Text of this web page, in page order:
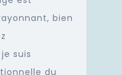
bien
suis
du